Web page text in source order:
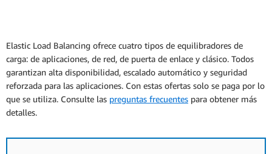
Elastic Load Balancing ofrece cuatro tipos de equilibradores de
carga: de aplicaciones, de red, de puerta de enlace y clásico. Todos
garantizan alta disponibilidad, escalado automático y seguridad
reforzada para las aplicaciones. Con estas ofertas solo se paga por lo
que se utiliza. Consulte las preguntas frecuentes para obtener más
detalles.